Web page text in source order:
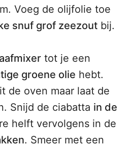
Voeg de olijfolie toe
snuf grof zeezout bij.
tot je een
groene olie hebt.
de oven maar laat de
Snijd de ciabatta in de
helft vervolgens in de
. Smeer met een